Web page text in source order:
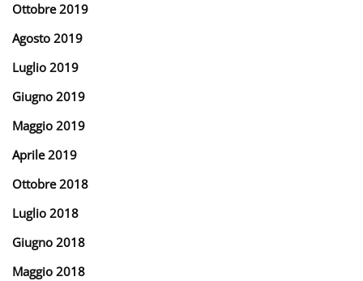
Ottobre 2019
Agosto 2019
Luglio 2019
Giugno 2019
Maggio 2019
Aprile 2019
Ottobre 2018
Luglio 2018
Giugno 2018
Maggio 2018